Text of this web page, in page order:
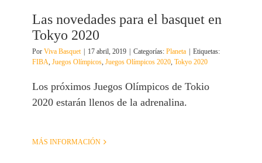
Las novedades para el basquet en
Tokyo 2020
Por Viva Basquet 17 abril, 2019 Categorías: Planeta
Etiquetas:
FIBA, Juegos Olímpicos, Juegos Olímpicos 2020, Tokyo 2020
Los próximos Juegos Olímpicos de Tokio
2020 estarán llenos de la adrenalina.
MÁS INFORMACIÓN